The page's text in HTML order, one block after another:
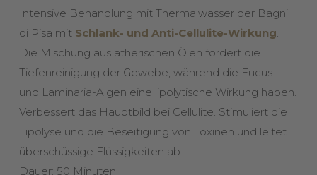
Intensive Behandlung mit Thermalwasser der Bagni
di Pisa mit Schlank- und Anti-Cellulite-Wirkung
Die Mischung aus ätherischen Ölen fördert die
Tiefenreinigung der Gewebe, während die Fucus-
und Laminaria-Algen eine lipolytische Wirkung haben.
Verbessert das Hauptbild bei Cellulite. Stimuliert die
Lipolyse und die Beseitigung von Toxinen und leitet
überschüssige Flüssigkeiten ab.
Dauer: 50 Minuten